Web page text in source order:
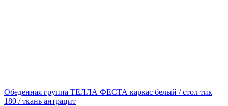
Обеденная группа ТЕЛЛА ФЕСТА каркас белый / стол тик
180 / ткань антрацит